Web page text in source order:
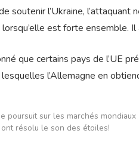
soutenir l’Ukraine,
est forte ensemble. Il
que certains pays de l’UE
l’Allemagne en
poursuit sur les marchés mondiaux
résolu le son des étoiles!